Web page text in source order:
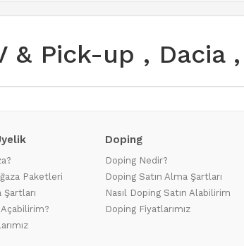
& Pick-up , Dacia
Paketleri
Şartları
Açabilirim?
Doping
Doping Nedir?
Doping Satın Alma Şartları
Nasıl Doping Satın Alabilirim
Doping Fiyatlarımız